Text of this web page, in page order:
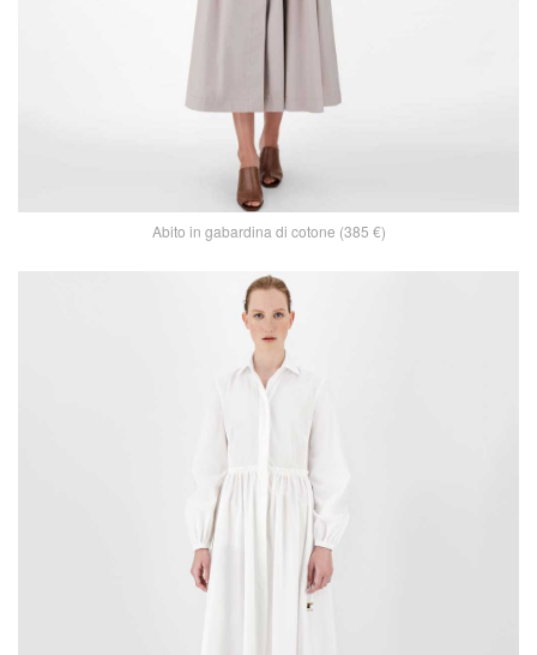
Abito in gabardina di cotone (385 €)